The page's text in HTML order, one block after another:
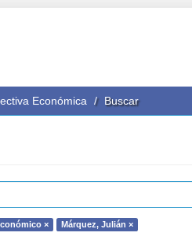
Económica Buscar
× Márquez, Julián ×